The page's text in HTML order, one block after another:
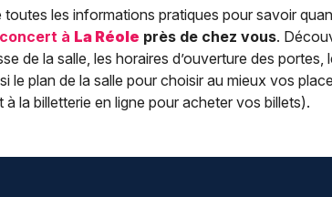
les informations pratiques pour savoir
concert à La Réole près de chez vous.
de la salle, les horaires d’ouverture des
le plan de la salle pour choisir au mieux vos
la billetterie en ligne pour acheter vos billets).